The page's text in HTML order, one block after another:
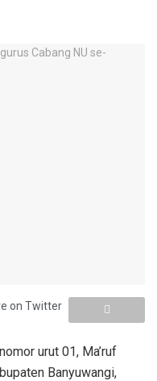
on Twitter
urut 01, Ma’ruf
Banyuwangi,